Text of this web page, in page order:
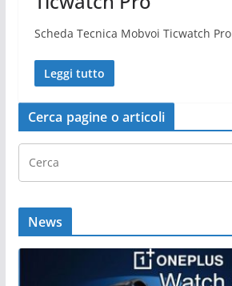
Scheda Tecnica Mobvoi Ticwatch Pro
Leggi tutto
Cerca pagine o articoli
News